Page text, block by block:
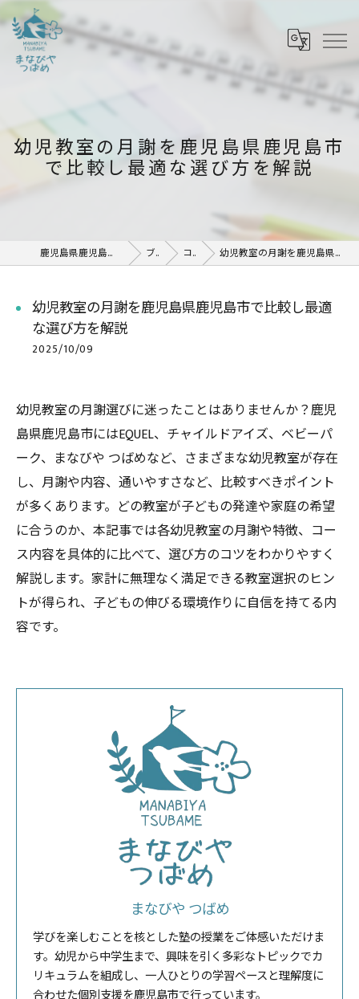
幼児教室の月謝を鹿児島県鹿児島市
で比較し最適な選び方を解説
鹿児島県鹿児島市の塾ならまなびや つばめ ブログ コラム 幼児教室の月謝を鹿児島県鹿児島市で比較し最適な選び方を解説
幼児教室の月謝を鹿児島県鹿児島市で比較し最適
な選び方を解説
2025/10/09
幼児教室の月謝選びに迷ったことはありませんか？鹿児
島県鹿児島市にはEQUEL、チャイルドアイズ、ベビーパ
ーク、まなびや つばめなど、さまざまな幼児教室が存在
し、月謝や内容、通いやすさなど、比較すべきポイント
が多くあります。どの教室が子どもの発達や家庭の希望
に合うのか、本記事では各幼児教室の月謝や特徴、コー
ス内容を具体的に比べて、選び方のコツをわかりやすく
解説します。家計に無理なく満足できる教室選択のヒン
トが得られ、子どもの伸びる環境作りに自信を持てる内
容です。
まなびや つばめ
学びを楽しむことを核とした塾の授業をご体感いただけま
す。幼児から中学生まで、興味を引く多彩なトピックでカ
リキュラムを組成し、一人ひとりの学習ペースと理解度に